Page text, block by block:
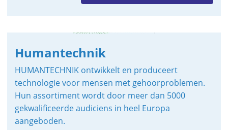
Humantechnik
HUMANTECHNIK ontwikkelt en produceert
technologie voor mensen met gehoorproblemen.
Hun assortiment wordt door meer dan 5000
gekwalificeerde audiciens in heel Europa
aangeboden.